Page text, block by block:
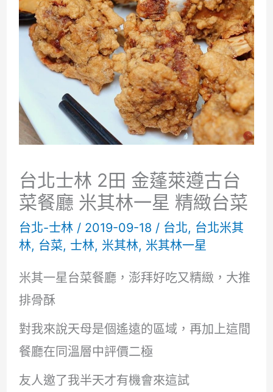
台北士林 2田 金蓬萊遵古台
菜餐廳 米其林一星 精緻台菜
台北-士林/ 2019-09-18 / 台北, 台北米其
林, 台菜, 士林, 米其林, 米其林一星
米其一星台菜餐廳，澎拜好吃又精緻，大推
排骨酥
對我來說天母是個遙遠的區域，再加上這間
餐廳在同溫層中評價二極
友人邀了我半天才有機會來這試